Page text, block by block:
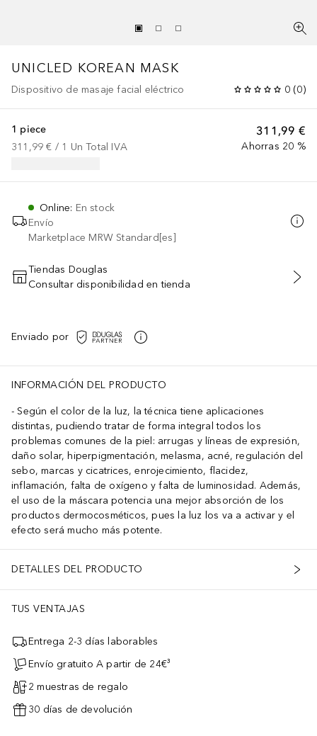
UNICLED KOREAN MASK
Dispositivo de masaje facial eléctrico 0 (0)
311,99 €
Ahorras 20 %
1 piece
311,99 € / 1 Un Total IVA
Online: En stock
Envío
Marketplace MRW Standard[es]
AÑADIR AL CARRITO
Tiendas Douglas
Consultar disponibilidad en tienda
Enviado por
INFORMACIÓN DEL PRODUCTO
Según el color de la luz, la técnica tiene aplicaciones
distintas, pudiendo tratar de forma integral todos los
problemas comunes de la piel: arrugas y líneas de expresión,
daño solar, hiperpigmentación, melasma, acné, regulación del
sebo, marcas y cicatrices, enrojecimiento, flacidez,
inflamación, falta de oxígeno y falta de luminosidad. Además,
el uso de la máscara potencia una mejor absorción de los
productos dermocosméticos, pues la luz los va a activar y el
efecto será mucho más potente.
DETALLES DEL PRODUCTO
TUS VENTAJAS
Entrega 2-3 días laborables
Envío gratuito A partir de 24€³
2 muestras de regalo
30 días de devolución